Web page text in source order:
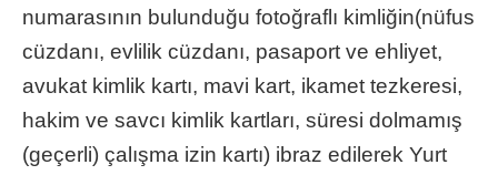
numarasının bulunduğu fotoğraflı kimliğin(nüfus
cüzdanı, evlilik cüzdanı, pasaport ve ehliyet,
avukat kimlik kartı, mavi kart, ikamet tezkeresi,
hakim ve savcı kimlik kartları, süresi dolmamış
(geçerli) çalışma izin kartı) ibraz edilerek Yurt